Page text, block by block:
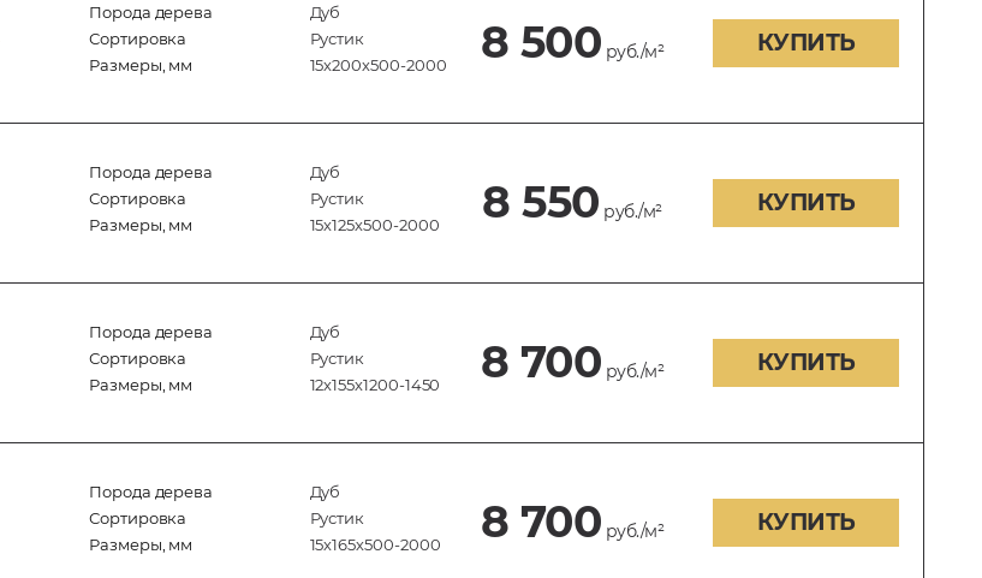
Порода дерева
Дуб
Сортировка
Рустик
Размеры, мм
15х200х500-2000 8 500 руб./м² КУПИТЬ
Порода дерева
Дуб
Сортировка
Рустик
Размеры, мм
15х125х500-2000 8 550 руб./м² КУПИТЬ
Порода дерева
Дуб
Сортировка
Рустик
Размеры, мм
12х155х1200-1450 8 700 руб./м² КУПИТЬ
Порода дерева
Дуб
Сортировка
Рустик
Размеры, мм
15х165х500-2000 8 700 руб./м² КУПИТЬ